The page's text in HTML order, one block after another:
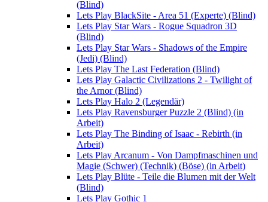
(Blind)
Lets Play BlackSite - Area 51 (Experte) (Blind)
Lets Play Star Wars - Rogue Squadron 3D
(Blind)
Lets Play Star Wars - Shadows of the Empire
(Jedi) (Blind)
Lets Play The Last Federation (Blind)
Lets Play Galactic Civilizations 2 - Twilight of
the Arnor (Blind)
Lets Play Halo 2 (Legendär)
Lets Play Ravensburger Puzzle 2 (Blind) (in
Arbeit)
Lets Play The Binding of Isaac - Rebirth (in
Arbeit)
Lets Play Arcanum - Von Dampfmaschinen und
Magie (Schwer) (Technik) (Böse) (in Arbeit)
Lets Play Blüte - Teile die Blumen mit der Welt
(Blind)
Lets Play Gothic 1